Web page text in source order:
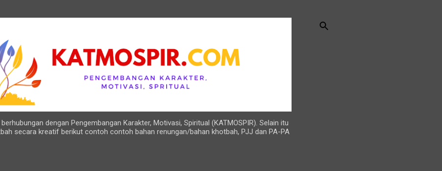
dengan Pengembangan Karakter, Motivasi, Spiritual (KATMOSPIR). Selain itu
secara kreatif berikut contoh contoh bahan renungan/bahan khotbah, PJJ dan PA-PA